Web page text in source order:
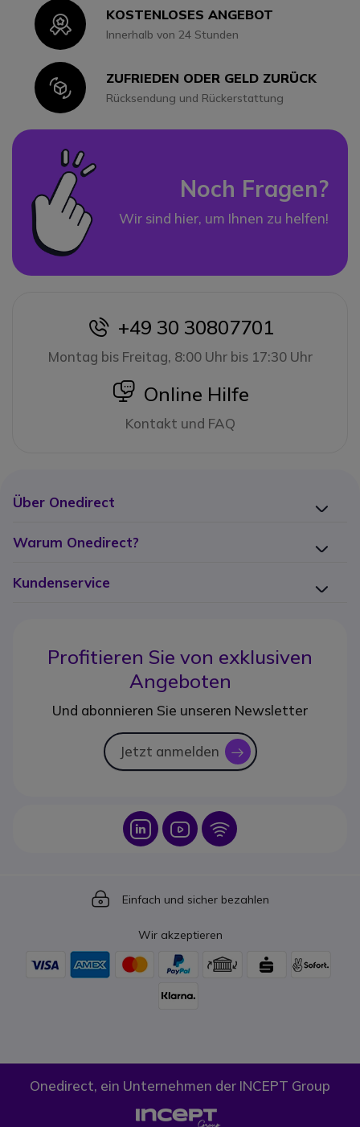
IconKOSTENLOSES ANGEBOT
Innerhalb von 24 Stunden
IconZUFRIEDEN ODER GELD ZURÜCK
Rücksendung und Rückerstattung
Noch Fragen?
Wir sind hier, um Ihnen zu helfen!
icon
+49 30 30807701
Montag bis Freitag, 8:00 Uhr bis 17:30 Uhr
icon
Online Hilfe
Kontakt und FAQ
Über Onedirect
Warum Onedirect?
Kundenservice
Profitieren Sie von exklusiven
Angeboten
Und abonnieren Sie unseren Newsletter
Jetzt anmelden icon
Icon Icon Icon
Icon
Einfach und sicher bezahlen
Wir akzeptieren
Onedirect, ein Unternehmen der INCEPT Group